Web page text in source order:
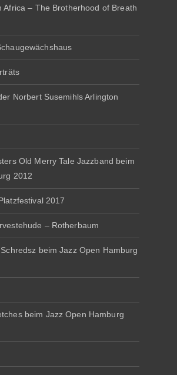
Africa – The Brotherhood of Breath
Norbert Susemihls Arlington
Old Merry Tale Jazzband beim
2012
2017
– Rotherbaum
beim Jazz Open Hamburg
beim Jazz Open Hamburg